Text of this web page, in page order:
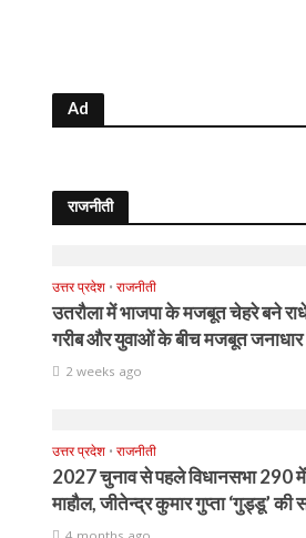
Ad
राजनीती
उत्तर प्रदेश • राजनीती
उतरौला में भाजपा के मजबूत चेहरे बने
गरीब और युवाओं के बीच मजबूत जनाधार
2 weeks ago
उत्तर प्रदेश • राजनीती
2027 चुनाव से पहले विधानसभा 290
माहौल, जीतेन्द्र कुमार गुप्ता ‘गुड्डू’ की